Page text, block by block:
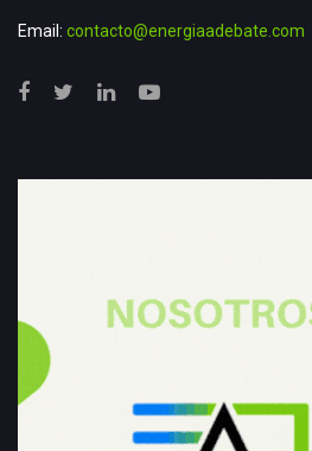
Email: contacto@energiaadebate.com